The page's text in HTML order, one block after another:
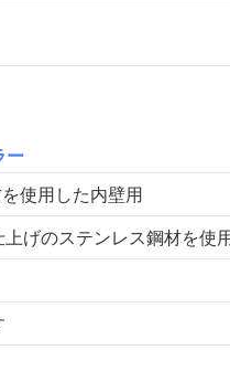
ー
使用した内壁用
げのステンレス鋼材を使